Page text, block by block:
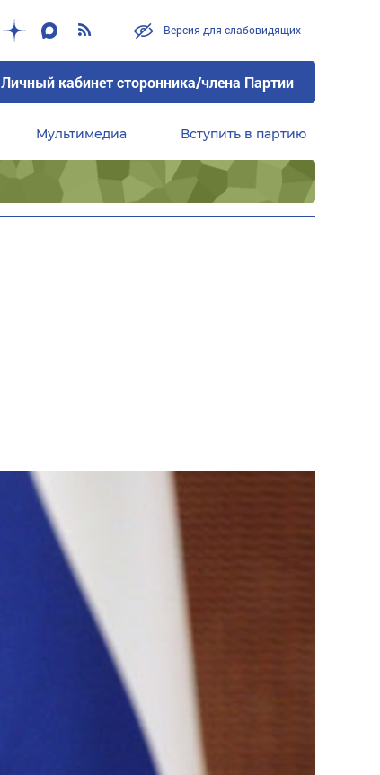
Версия для слабовидящих
Личный кабинет сторонника/члена Партии
Мультимедиа Вступить в партию